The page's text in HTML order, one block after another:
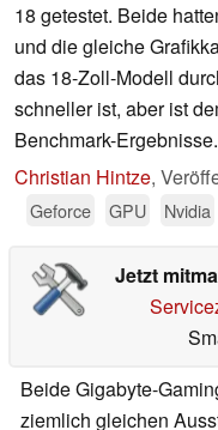
18 getestet. Beide
und die gleiche
das 18-Zoll-Modell
schneller ist, aber ist
Benchmark-Ergebnisse.
Christian Hintze,
Geforce
GPU Nvidia
Jetzt
Beide Gigabyte-
ziemlich gleichen